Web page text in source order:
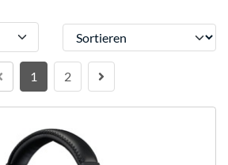
Sortieren
1 2